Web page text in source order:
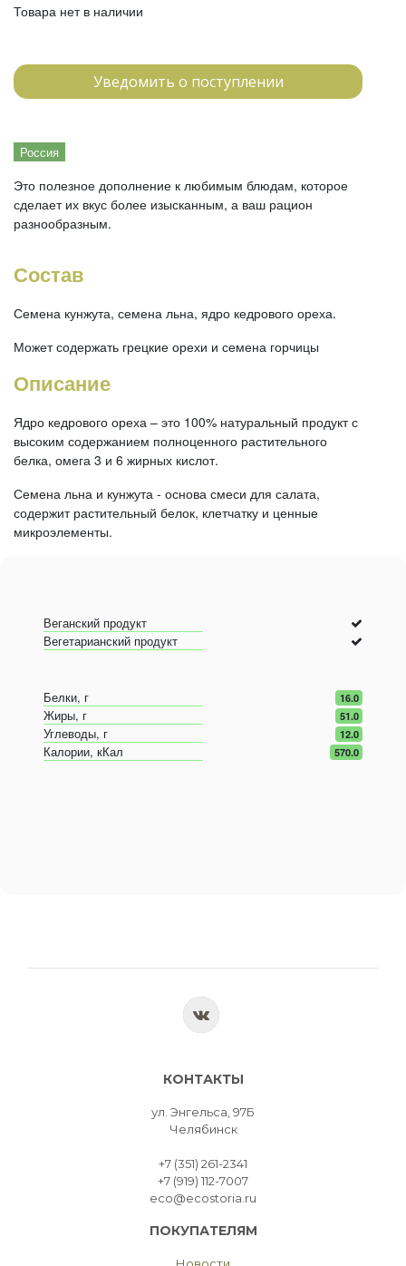
Товара нет в наличии
Уведомить о поступлении
Россия
Это полезное дополнение к любимым блюдам, которое
сделает их вкус более изысканным, а ваш рацион
разнообразным.
Состав
Семена кунжута, семена льна, ядро кедрового ореха.
Может содержать грецкие орехи и семена горчицы
Описание
Ядро кедрового ореха – это 100% натуральный продукт с
высоким содержанием полноценного растительного
белка, омега 3 и 6 жирных кислот.
Семена льна и кунжута - основа смеси для салата,
содержит растительный белок, клетчатку и ценные
микроэлементы.
Веганский продукт
Вегетарианский продукт
Белки, г 16.0
Жиры, г 51.0
Углеводы, г 12.0
Калории, кКал 570.0
КОНТАКТЫ
ул. Энгельса, 97Б
Челябинск
+7 (351) 261-2341
+7 (919) 112-7007
eco@ecostoria.ru
ПОКУПАТЕЛЯМ